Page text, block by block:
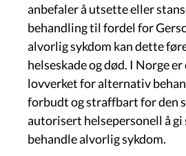
anbefaler å utsette eller
behandling til fordel for
alvorlig sykdom kan dette
helseskade og død. I Norge
lovverket for alternativ
forbudt og straffbart for den
autorisert helsepersonell å gi
behandle alvorlig sykdom.